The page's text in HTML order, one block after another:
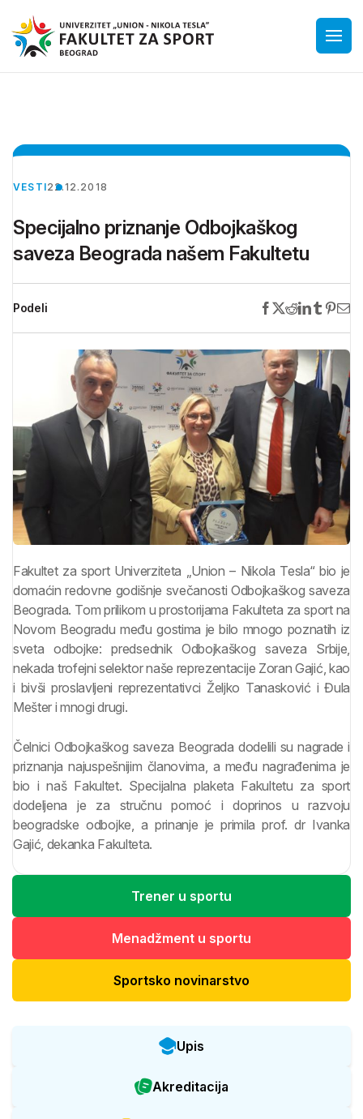
VESTI22.12.2018
Specijalno priznanje Odbojkaškog
saveza Beograda našem Fakultetu
Podeli
Fakultet za sport Univerziteta „Union – Nikola Tesla“ bio je
domaćin redovne godišnje svečanosti Odbojkaškog saveza
Beograda. Tom prilikom u prostorijama Fakulteta za sport na
Novom Beogradu među gostima je bilo mnogo poznatih iz
sveta odbojke: predsednik Odbojkaškog saveza Srbije,
nekada trofejni selektor naše reprezentacije Zoran Gajić, kao
i bivši proslavljeni reprezentativci Željko Tanasković i Đula
Mešter i mnogi drugi.
Čelnici Odbojkaškog saveza Beograda dodelili su nagrade i
priznanja najuspešnijim članovima, a među nagrađenima je
bio i naš Fakultet. Specijalna plaketa Fakultetu za sport
dodeljena je za stručnu pomoć i doprinos u razvoju
beogradske odbojke, a prinanje je primila prof. dr Ivanka
Gajić, dekanka Fakulteta.
Trener u sportu
Menadžment u sportu
Sportsko novinarstvo
Upis
Akreditacija